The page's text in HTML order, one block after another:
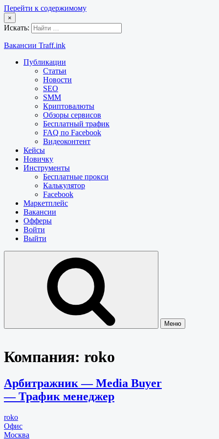
Перейти к содержимому
×
Искать:
Вакансии Traff.ink
Публикации
Статьи
Новости
SEO
SMM
Криптовалюты
Обзоры сервисов
Бесплатный трафик
FAQ по Facebook
Видеоконтент
Кейсы
Новичку
Инструменты
Бесплатные прокси
Калькулятор
Facebook
Маркетплейс
Вакансии
Офферы
Войти
Выйти
Меню
Компания: roko
Арбитражник — Media Buyer
— Трафик менеджер
roko
Офис
Москва